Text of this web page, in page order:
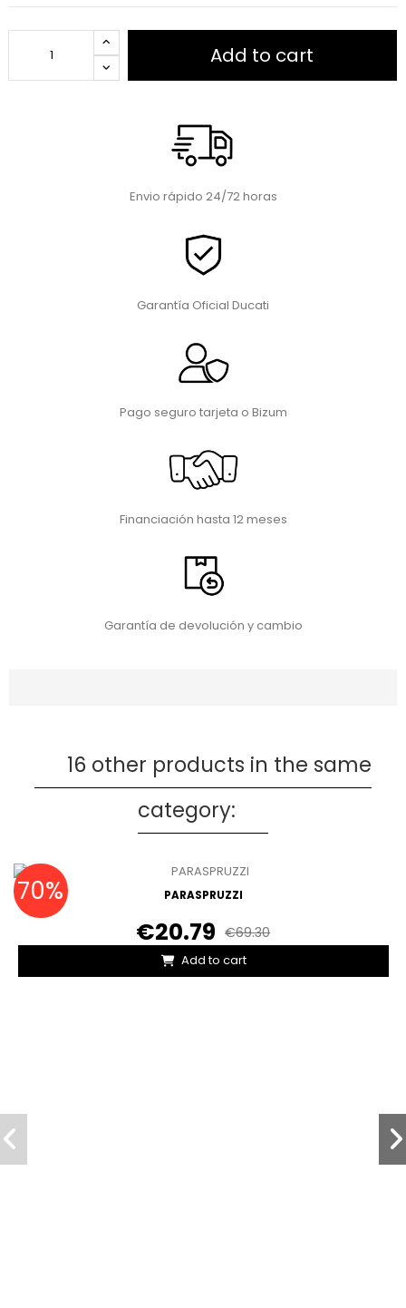
Add to cart
Envio rápido 24/72 horas
Garantía Oficial Ducati
Pago seguro tarjeta o Bizum
Financiación hasta 12 meses
Garantía de devolución y cambio
16 other products in the same
category:
PARASPRUZZI
€20.79 €69.30
Add to cart
70%